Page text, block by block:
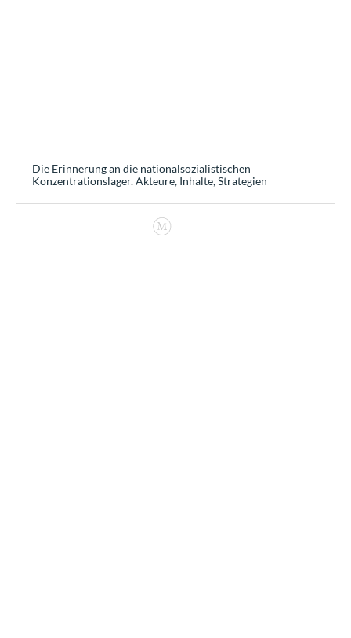
Die Erinnerung an die nationalsozialistischen
Konzentrationslager. Akteure, Inhalte, Strategien